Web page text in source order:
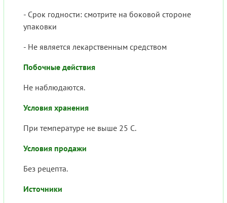
- Срок годности: смотрите на боковой стороне
упаковки
- Не является лекарственным средством
Побочные действия
Не наблюдаются.
Условия хранения
При температуре не выше 25 С.
Условия продажи
Без рецепта.
Источники